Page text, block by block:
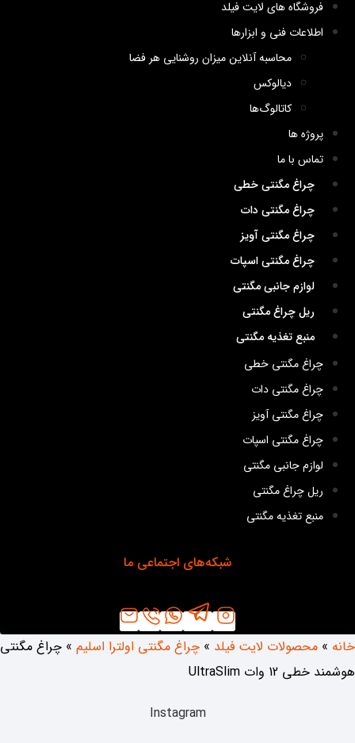
فروشگاه های لایت فیلد
اطلاعات فنی و ابزارها
محاسبه آنلاین میزان روشنایی هر فضا
دیالوکس
کاتالوگ‌ها
پروژه ها
تماس با ما
چراغ مگنتی خطی
چراغ مگنتی دات
چراغ مگنتی آویز
چراغ مگنتی اسپات
لوازم جانبی مگنتی
ریل چراغ مگنتی
منبع تغذیه مگنتی
چراغ مگنتی خطی
چراغ مگنتی دات
چراغ مگنتی آویز
چراغ مگنتی اسپات
لوازم جانبی مگنتی
ریل چراغ مگنتی
منبع تغذیه مگنتی
شبکه‌های اجتماعی ما
خانه » محصولات لایت فیلد » چراغ مگنتی اولترا اسلیم » چراغ مگنتی
هوشمند خطی 12 وات UltraSlim
Instagram